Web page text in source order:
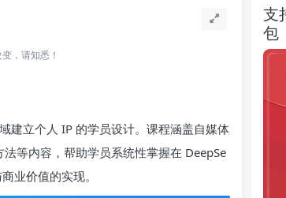
，请知悉！
建立个人 IP 的学员设计。课程涵盖自媒体
等内容，帮助学员系统性掌握在 DeepSe
业价值的实现。
支
包